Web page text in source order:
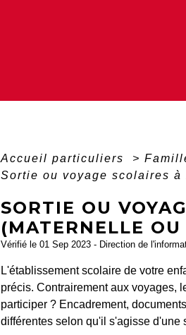
Accueil particuliers >
Sortie ou voyage scolaires
SORTIE OU
(MATERNELLE
Vérifié le 01 Sep 2023 - Direction de
L'établissement scolaire de votre
précis. Contrairement aux voyages,
participer ? Encadrement,
différentes selon qu'il s'agisse